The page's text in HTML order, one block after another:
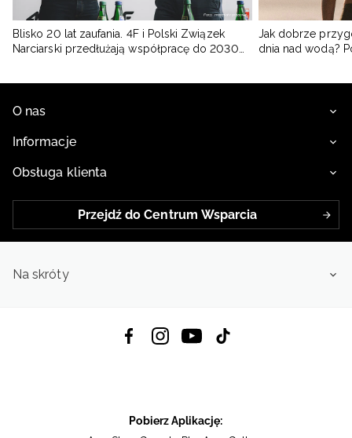
Blisko 20 lat zaufania. 4F i Polski Związek
Narciarski przedłużają współpracę do 2030
Jak dobrze
dnia nad wodą?
O nas
Informacje
Obsługa klienta
Przejdź do Centrum Wsparcia
Na skróty
Pobierz Aplikację: